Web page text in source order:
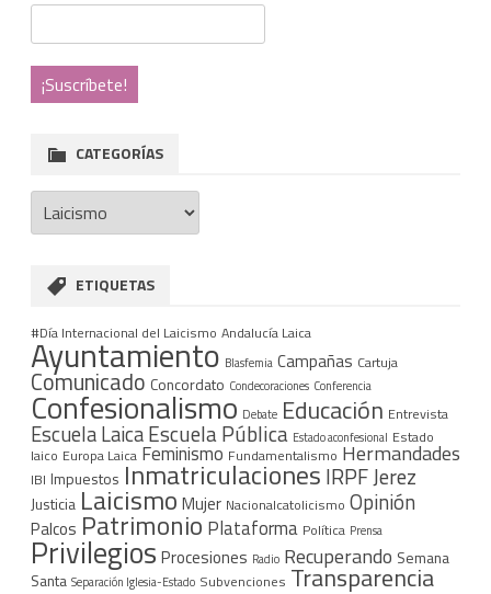
CATEGORÍAS
Categorías
ETIQUETAS
#Día Internacional del Laicismo Andalucía Laica
Ayuntamiento Blasfemia Campañas Cartuja
Comunicado Concordato Condecoraciones Conferencia
Confesionalismo Debate Educación Entrevista
Escuela LaicaEscuela Pública Estado aconfesional Estado
laico Europa Laica Feminismo Fundamentalismo Hermandades
IBI Impuestos Inmatriculaciones IRPFJerez
Justicia Laicismo Mujer Nacionalcatolicismo Opinión
Palcos Patrimonio Plataforma Política Prensa
Privilegios Procesiones Radio Recuperando Semana
Santa Separación Iglesia-Estado Subvenciones Transparencia